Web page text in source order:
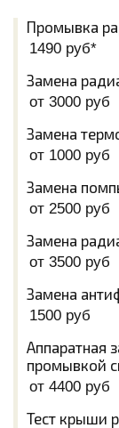
Промывка
1490 руб*
Замена
от 3000 руб
Замена
от 1000 руб
Замена
от 2500 руб
Замена
от 3500 руб
Замена
1500 руб
Аппаратная
промывкой
от 4400 руб
Тест крыши